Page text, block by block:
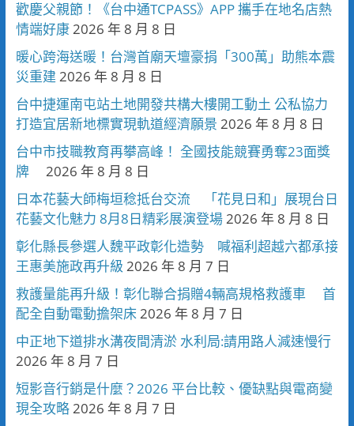
歡慶父親節！《台中通TCPASS》APP 攜手在地名店熱
情端好康2026 年 8 月 8 日
暖心跨海送暖！台灣首廟天壇豪捐「300萬」助熊本震
災重建 2026 年 8 月 8 日
台中捷運南屯站土地開發共構大樓開工動土 公私協力
打造宜居新地標實現軌道經濟願景 2026 年 8 月 8 日
台中市技職教育再攀高峰！ 全國技能競賽勇奪23面獎
牌
2026 年 8 月 8 日
日本花藝大師梅垣稔抵台交流 「花見日和」展現台日
花藝文化魅力 8月8日精彩展演登場2026 年 8 月 8 日
彰化縣長參選人魏平政彰化造勢 喊福利超越六都承接
王惠美施政再升級 2026 年 8 月 7 日
救護量能再升級！彰化聯合捐贈4輛高規格救護車 首
配全自動電動擔架床2026 年 8 月 7 日
中正地下道排水溝夜間清淤 水利局:請用路人減速慢行
2026 年 8 月 7 日
短影音行銷是什麼？2026 平台比較、優缺點與電商變
現全攻略2026 年 8 月 7 日